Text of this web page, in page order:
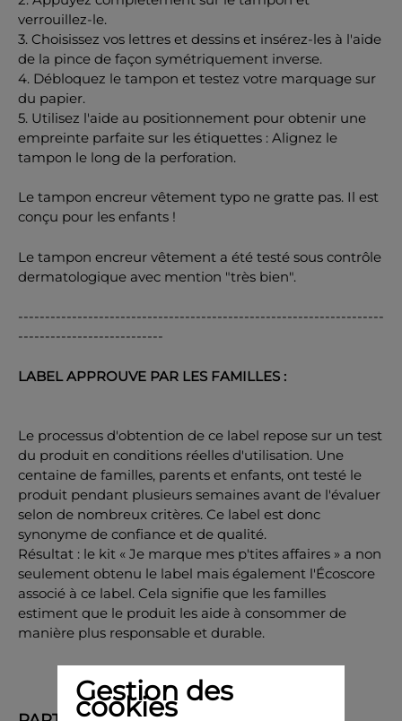
verrouillez-le.
3. Choisissez vos lettres et dessins et insérez-les à l'aide
de la pince de façon symétriquement inverse.
4. Débloquez le tampon et testez votre marquage sur
du papier.
5. Utilisez l'aide au positionnement pour obtenir une
empreinte parfaite sur les étiquettes : Alignez le
tampon le long de la perforation.
Le tampon encreur vêtement typo ne gratte pas. Il est
conçu pour les enfants !
Le tampon encreur vêtement a été testé sous contrôle
dermatologique avec mention "très bien".
--------------------------------------------------------------------
---------------------------
LABEL APPROUVE PAR LES FAMILLES :
Le processus d'obtention de ce label repose sur un test
du produit en conditions réelles d'utilisation. Une
centaine de familles, parents et enfants, ont testé le
produit pendant plusieurs semaines avant de l'évaluer
selon de nombreux critères. Ce label est donc
synonyme de confiance et de qualité.
Résultat : le kit « Je marque mes p'tites affaires » a non
seulement obtenu le label mais également l'Écoscore
associé à ce label. Cela signifie que les familles
estiment que le produit les aide à consommer de
manière plus responsable et durable.
Gestion des
cookies